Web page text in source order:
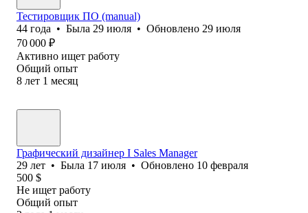
Тестировщик ПО (manual)
44 года • Была 29 июля • Обновлено 29 июля
70 000 ₽
Активно ищет работу
Общий опыт
8 лет 1 месяц
Графический дизайнер I Sales Manager
29 лет • Была 17 июля • Обновлено 10 февраля
500 $
Не ищет работу
Общий опыт